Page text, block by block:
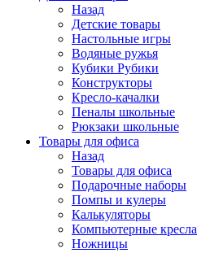
Назад
Детские товары
Настольные игры
Водяные ружья
Кубики Рубики
Конструкторы
Кресло-качалки
Пеналы школьные
Рюкзаки школьные
Товары для офиса
Назад
Товары для офиса
Подарочные наборы
Помпы и кулеры
Калькуляторы
Компьютерные кресла
Ножницы